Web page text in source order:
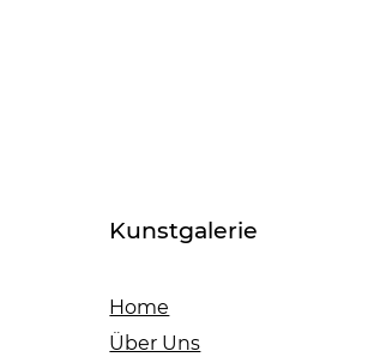
Kunstgalerie
Home
Über Uns